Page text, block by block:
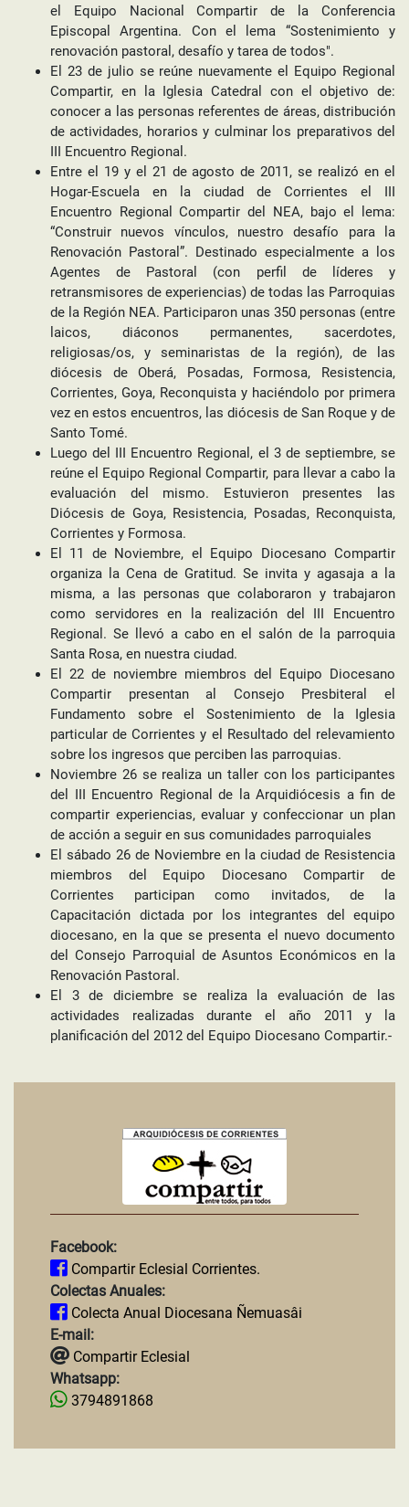
el Equipo Nacional Compartir de la Conferencia
Episcopal Argentina. Con el lema “Sostenimiento y
renovación pastoral, desafío y tarea de todos".
El 23 de julio se reúne nuevamente el Equipo Regional
Compartir, en la Iglesia Catedral con el objetivo de:
conocer a las personas referentes de áreas, distribución
de actividades, horarios y culminar los preparativos del
III Encuentro Regional.
Entre el 19 y el 21 de agosto de 2011, se realizó en el
Hogar-Escuela en la ciudad de Corrientes el III
Encuentro Regional Compartir del NEA, bajo el lema:
“Construir nuevos vínculos, nuestro desafío para la
Renovación Pastoral”. Destinado especialmente a los
Agentes de Pastoral (con perfil de líderes y
retransmisores de experiencias) de todas las Parroquias
de la Región NEA. Participaron unas 350 personas (entre
laicos, diáconos permanentes, sacerdotes,
religiosas/os, y seminaristas de la región), de las
diócesis de Oberá, Posadas, Formosa, Resistencia,
Corrientes, Goya, Reconquista y haciéndolo por primera
vez en estos encuentros, las diócesis de San Roque y de
Santo Tomé.
Luego del III Encuentro Regional, el 3 de septiembre, se
reúne el Equipo Regional Compartir, para llevar a cabo la
evaluación del mismo. Estuvieron presentes las
Diócesis de Goya, Resistencia, Posadas, Reconquista,
Corrientes y Formosa.
El 11 de Noviembre, el Equipo Diocesano Compartir
organiza la Cena de Gratitud. Se invita y agasaja a la
misma, a las personas que colaboraron y trabajaron
como servidores en la realización del III Encuentro
Regional. Se llevó a cabo en el salón de la parroquia
Santa Rosa, en nuestra ciudad.
El 22 de noviembre miembros del Equipo Diocesano
Compartir presentan al Consejo Presbiteral el
Fundamento sobre el Sostenimiento de la Iglesia
particular de Corrientes y el Resultado del relevamiento
sobre los ingresos que perciben las parroquias.
Noviembre 26 se realiza un taller con los participantes
del III Encuentro Regional de la Arquidiócesis a fin de
compartir experiencias, evaluar y confeccionar un plan
de acción a seguir en sus comunidades parroquiales
El sábado 26 de Noviembre en la ciudad de Resistencia
miembros del Equipo Diocesano Compartir de
Corrientes participan como invitados, de la
Capacitación dictada por los integrantes del equipo
diocesano, en la que se presenta el nuevo documento
del Consejo Parroquial de Asuntos Económicos en la
Renovación Pastoral.
El 3 de diciembre se realiza la evaluación de las
actividades realizadas durante el año 2011 y la
planificación del 2012 del Equipo Diocesano Compartir.-
Facebook:
Compartir Eclesial Corrientes.
Colectas Anuales:
Colecta Anual Diocesana Ñemuasâi
E-mail:
Compartir Eclesial
Whatsapp:
3794891868